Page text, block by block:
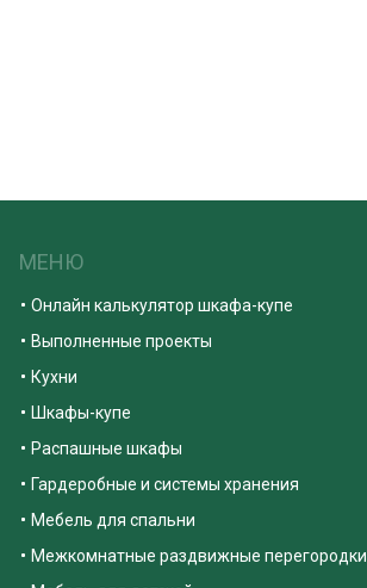
МЕНЮ
Онлайн калькулятор шкафа-купе
Выполненные проекты
Кухни
Шкафы-купе
Распашные шкафы
Гардеробные и системы хранения
Мебель для спальни
Межкомнатные раздвижные перегородки